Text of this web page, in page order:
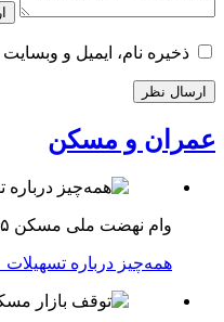
ذخیره نام، ایمیل و
عمران و مسکن
وام نهضت ملی مسکن ۱۴۰۵؛
همه‌چیز درباره تسهیلات ۸۵۰ میلیونی